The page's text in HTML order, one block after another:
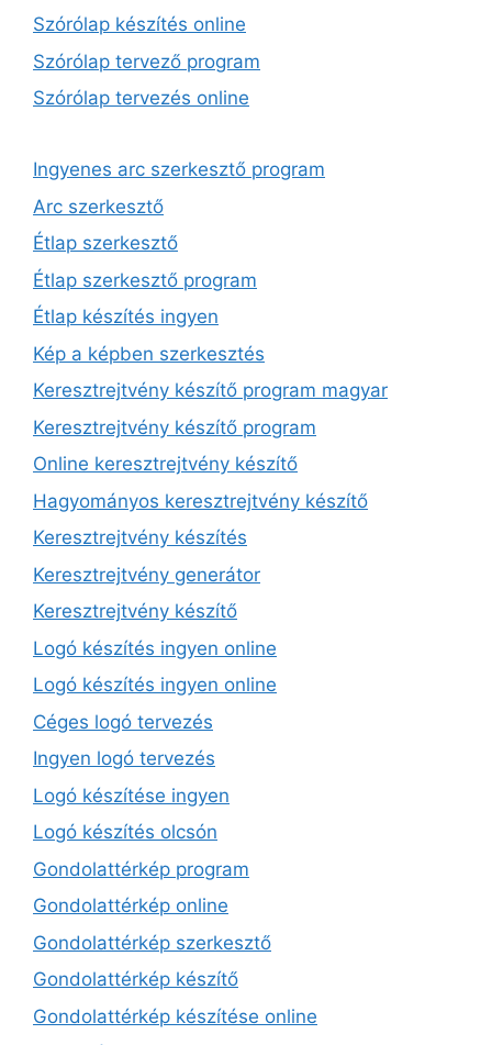
Szórólap készítés online
Szórólap tervező program
Szórólap tervezés online
Ingyenes arc szerkesztő program
Arc szerkesztő
Étlap szerkesztő
Étlap szerkesztő program
Étlap készítés ingyen
Kép a képben szerkesztés
Keresztrejtvény készítő program magyar
Keresztrejtvény készítő program
Online keresztrejtvény készítő
Hagyományos keresztrejtvény készítő
Keresztrejtvény készítés
Keresztrejtvény generátor
Keresztrejtvény készítő
Logó készítés ingyen online
Logó készítés ingyen online
Céges logó tervezés
Ingyen logó tervezés
Logó készítése ingyen
Logó készítés olcsón
Gondolattérkép program
Gondolattérkép online
Gondolattérkép szerkesztő
Gondolattérkép készítő
Gondolattérkép készítése online